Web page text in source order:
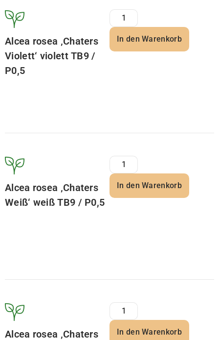
Alcea rosea ‚Chaters
Violett‘ violett TB9 /
P0,5
In den Warenkorb
Alcea rosea ‚Chaters
Weiß‘ weiß TB9 / P0,5
In den Warenkorb
Alcea rosea ‚Chaters In den Warenkorb